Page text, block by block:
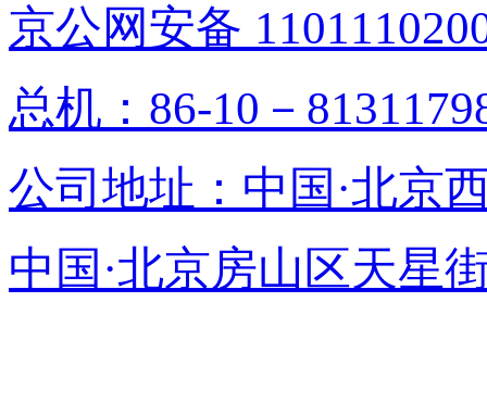
京公网安备
总机：86-10－
公司地址：中国·北京
中国·北京房山区天星